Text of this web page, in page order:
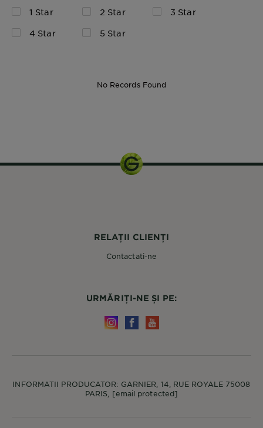
1 Star 2 Star
3 Star
4 Star
5 Star
No Records Found
RELAȚII CLIENȚI
Contactati-ne
URMĂRIȚI-NE ȘI PE:
INFORMATII PRODUCATOR: GARNIER, 14, RUE ROYALE 75008
PARIS, [email protected]